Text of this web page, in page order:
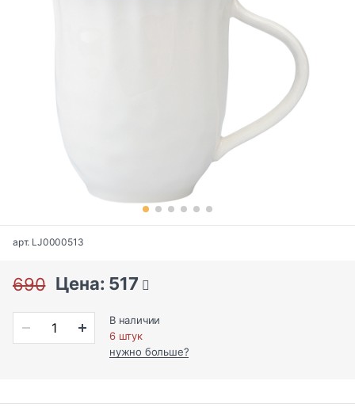
арт. LJ0000513
690 Цена: 517
В наличии
6 штук
нужно больше?